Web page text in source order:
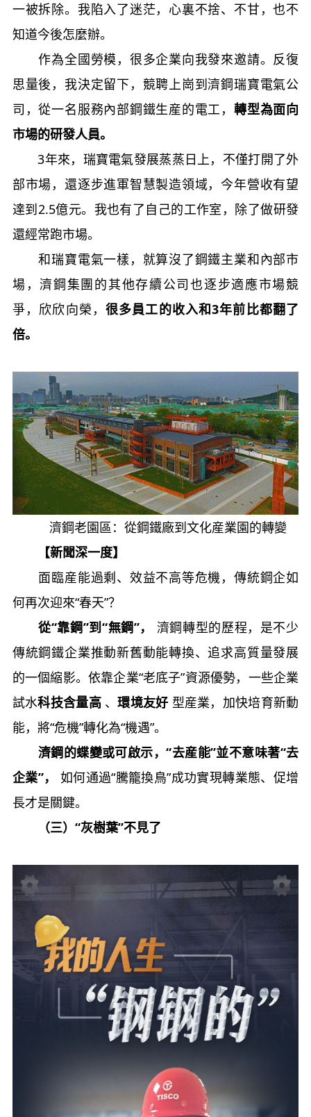
一被拆除。我陷入了迷茫，心裏不捨、不甘，也不
知道今後怎麼辦。
作為全國勞模，很多企業向我發來邀請。反復
思量後，我決定留下，競聘上崗到濟鋼瑞寶電氣公
司，從一名服務內部鋼鐵生産的電工， 轉型為面向
市場的研發人員。
3年來，瑞寶電氣發展蒸蒸日上，不僅打開了外
部市場，還逐步進軍智慧製造領域，今年營收有望
達到2.5億元。我也有了自己的工作室，除了做研發
還經常跑市場。
和瑞寶電氣一樣，就算沒了鋼鐵主業和內部市
場，濟鋼集團的其他存續公司也逐步適應市場競
爭，欣欣向榮， 很多員工的收入和3年前比都翻了
倍。
濟鋼老園區：從鋼鐵廠到文化産業園的轉變
【新聞深一度】
面臨産能過剩、效益不高等危機，傳統鋼企如
何再次迎來“春天”？
從“靠鋼”到“無鋼”，
濟鋼轉型的歷程，是不少
傳統鋼鐵企業推動新舊動能轉換、追求高質量發展
的一個縮影。依靠企業“老底子”資源優勢，一些企業
試水科技含量高、環境友好 型産業，加快培育新動
能，將“危機”轉化為“機遇”。
濟鋼的蝶變或可啟示，“去産能”並不意味著“去
企業”，
如何通過“騰籠換鳥”成功實現轉業態、促增
長才是關鍵。
（三）“灰樹葉”不見了